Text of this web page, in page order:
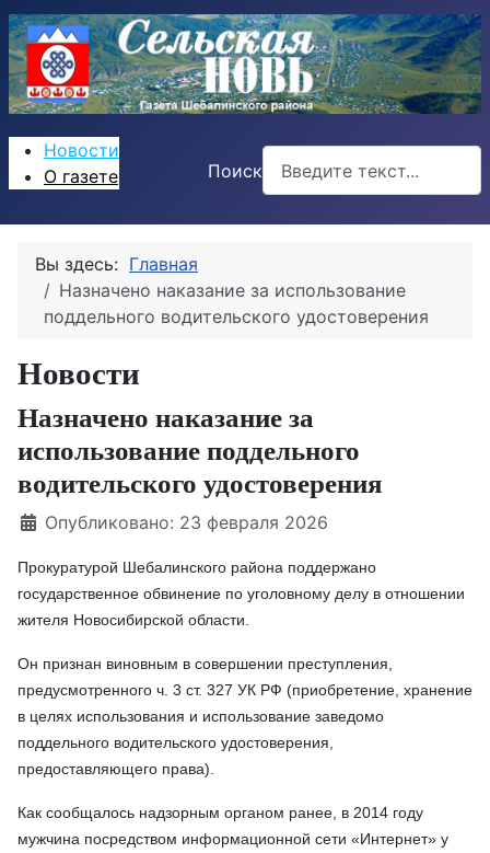
Новости
О газете
Поиск
Вы здесь: Главная
Назначено наказание за использование
поддельного водительского удостоверения
Новости
Назначено наказание за
использование поддельного
водительского удостоверения
Информация о материале
Опубликовано: 23 февраля 2026
Прокуратурой Шебалинского района поддержано
государственное обвинение по уголовному делу в отношении
жителя Новосибирской области.
Он признан виновным в совершении преступления,
предусмотренного ч. 3 ст. 327 УК РФ (приобретение, хранение
в целях использования и использование заведомо
поддельного водительского удостоверения,
предоставляющего права).
Как сообщалось надзорным органом ранее, в 2014 году
мужчина посредством информационной сети «Интернет» у